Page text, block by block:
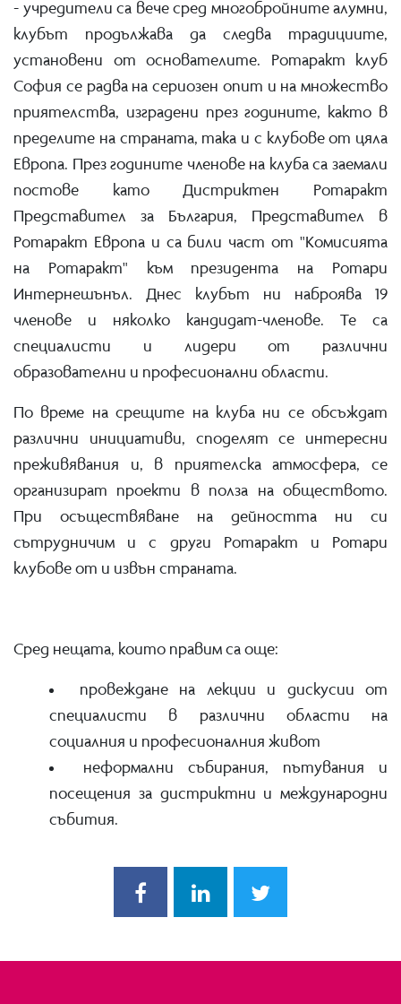
- учредители са вече сред многобройните алумни,
клубът продължава да следва традициите,
установени от основателите. Ротаракт клуб
София се радва на сериозен опит и на множество
приятелства, изградени през годините, както в
пределите на страната, така и с клубове от цяла
Европа. През годините членове на клуба са заемали
постове като Дистриктен Ротаракт
Представител за България, Представител в
Ротаракт Европа и са били част от "Комисията
на Ротаракт" към президента на Ротари
Интернешънъл. Днес клубът ни наброява 19
членове и няколко кандидат-членове. Те са
специалисти и лидери от различни
образователни и професионални области.
По време на срещите на клуба ни се обсъждат
различни инициативи, споделят се интересни
преживявания и, в приятелска атмосфера, се
организират проекти в полза на обществото.
При осъществяване на дейността ни си
сътрудничим и с други Ротаракт и Ротари
клубове от и извън страната.
Сред нещата, които правим са още:
провеждане на лекции и дискусии от
специалисти в различни области на
социалния и професионалния живот
неформални събирания, пътувания и
посещения за дистриктни и международни
събития.